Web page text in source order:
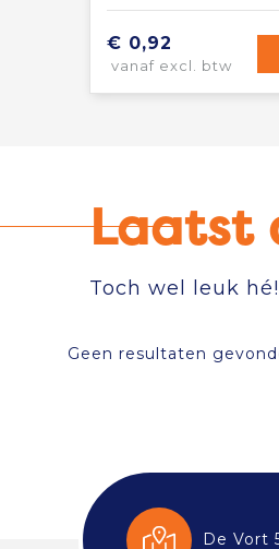
€ 0,92
vanaf excl. btw
Laatst
Toch wel leuk hé!
Geen resultaten
De Vort